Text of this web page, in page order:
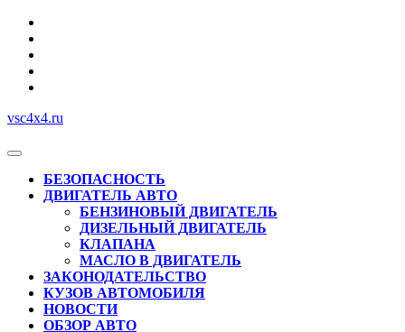
Перейти
содержимому
vsc4x4.ru
Кнопка
ОткрытьБЕЗОПАСНОСТЬ
ДВИГАТЕЛЬ АВТО
БЕНЗИНОВЫЙ ДВИГАТЕЛЬ
ДИЗЕЛЬНЫЙ ДВИГАТЕЛЬ
КЛАПАНА
МАСЛО В ДВИГАТЕЛЬ
ЗАКОНОДАТЕЛЬСТВО
КУЗОВ АВТОМОБИЛЯ
НОВОСТИ
ОБЗОР АВТО